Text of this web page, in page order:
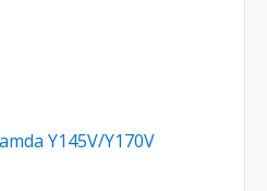
Y145V/Y170V